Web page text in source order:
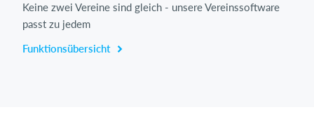
Keine zwei Vereine sind gleich - unsere Vereinssoftware
passt zu jedem
Funktionsübersicht